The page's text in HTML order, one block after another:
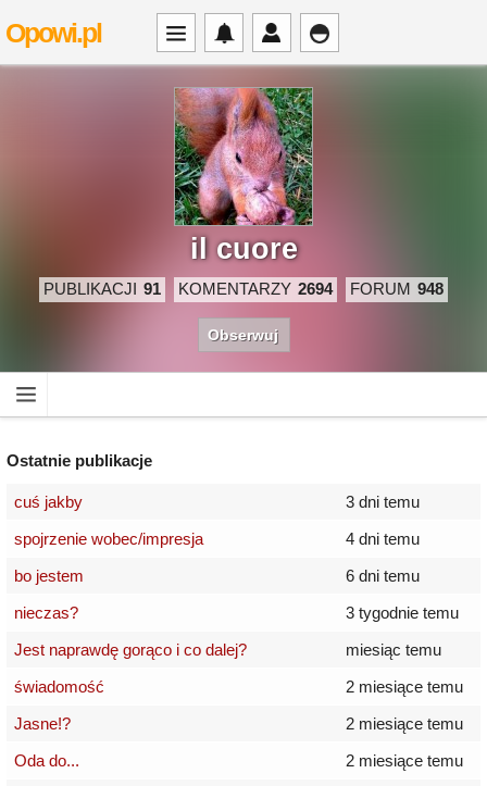
Opowi.pl
il cuore
PUBLIKACJI 91 KOMENTARZY 2694 FORUM 948
Obserwuj
Ostatnie publikacje
cuś jakby
3 dni temu
spojrzenie wobec/impresja
4 dni temu
bo jestem
6 dni temu
nieczas?
3 tygodnie temu
Jest naprawdę gorąco i co dalej?
miesiąc temu
świadomość
2 miesiące temu
Jasne!?
2 miesiące temu
Oda do...
2 miesiące temu